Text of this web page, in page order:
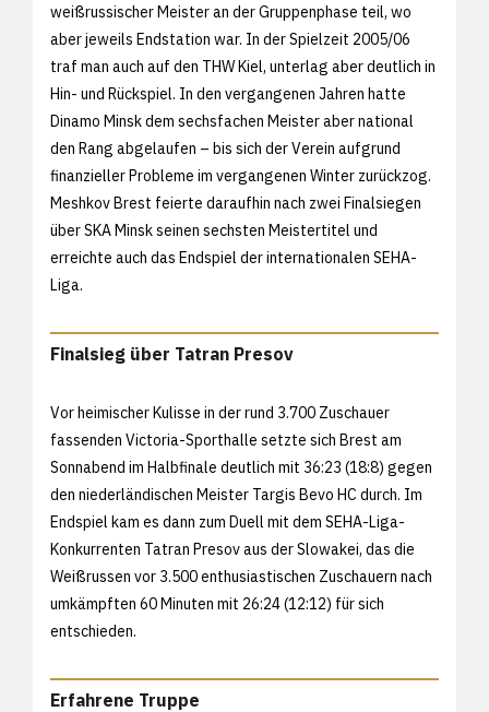
weißrussischer Meister an der Gruppenphase teil, wo
aber jeweils Endstation war. In der Spielzeit 2005/06
traf man auch auf den THW Kiel, unterlag aber deutlich in
Hin- und Rückspiel. In den vergangenen Jahren hatte
Dinamo Minsk dem sechsfachen Meister aber national
den Rang abgelaufen – bis sich der Verein aufgrund
finanzieller Probleme im vergangenen Winter zurückzog.
Meshkov Brest feierte daraufhin nach zwei Finalsiegen
über SKA Minsk seinen sechsten Meistertitel und
erreichte auch das Endspiel der internationalen SEHA-
Liga.
Finalsieg über Tatran Presov
Vor heimischer Kulisse in der rund 3.700 Zuschauer
fassenden Victoria-Sporthalle setzte sich Brest am
Sonnabend im Halbfinale deutlich mit 36:23 (18:8) gegen
den niederländischen Meister Targis Bevo HC durch. Im
Endspiel kam es dann zum Duell mit dem SEHA-Liga-
Konkurrenten Tatran Presov aus der Slowakei, das die
Weißrussen vor 3.500 enthusiastischen Zuschauern nach
umkämpften 60 Minuten mit 26:24 (12:12) für sich
entschieden.
Erfahrene Truppe